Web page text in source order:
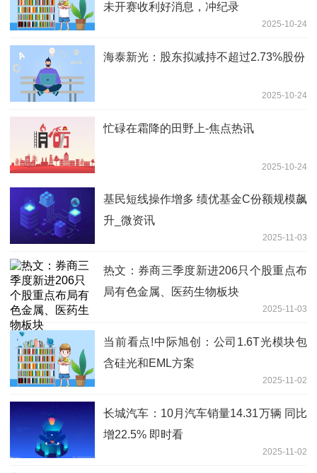
未开赛收利好消息，冲纪录
2025-10-24
海泰新光：股东拟减持不超过2.73%股份
2025-10-24
忙碌在霜降的田野上-焦点热讯
2025-10-24
基民短线操作增多 绩优基金C份额规模飙
升_微资讯
2025-11-03
热文：券商三季度新进206只个股重点布
局有色金属、医药生物板块
2025-11-03
当前看点!中际旭创：公司1.6T光模块包
含硅光和EML方案
2025-11-02
长城汽车：10月汽车销量14.31万辆 同比
增22.5% 即时看
2025-11-02